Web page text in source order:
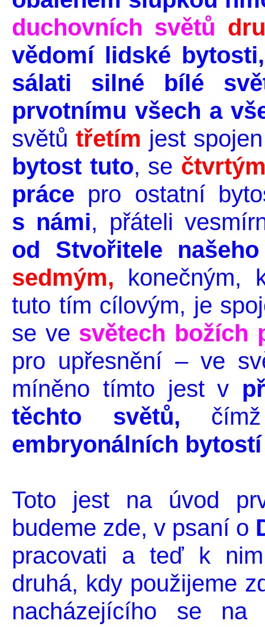
duchovních světů
vědomí lidské
sálati silné bílé
prvotnímu všech a
světů třetím jest
bytost tuto, se
práce pro ostatní
s námi, přáteli
od
Stvořitele
sedmým, konečným,
tuto tím cílovým, je
se ve světech božích
pro upřesnění – ve
míněno tímto jest v
těchto světů,
embryonálních
Toto jest na úvod
budeme zde, v psaní o
pracovati a teď k
druhá, kdy použijeme
nacházejícího se